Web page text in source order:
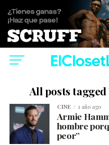
All posts
CINE 1 año ago
Armie
hombre
peor”